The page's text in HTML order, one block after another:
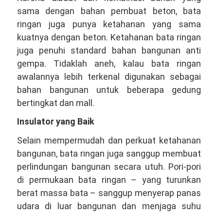
sama dengan bahan pembuat beton, bata
ringan juga punya ketahanan yang sama
kuatnya dengan beton. Ketahanan bata ringan
juga penuhi standard bahan bangunan anti
gempa. Tidaklah aneh, kalau bata ringan
awalannya lebih terkenal digunakan sebagai
bahan bangunan untuk beberapa gedung
bertingkat dan mall.
Insulator yang Baik
Selain mempermudah dan perkuat ketahanan
bangunan, bata ringan juga sanggup membuat
perlindungan bangunan secara utuh. Pori-pori
di permukaan bata ringan – yang turunkan
berat massa bata – sanggup menyerap panas
udara di luar bangunan dan menjaga suhu